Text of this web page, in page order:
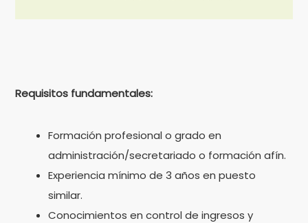
Requisitos fundamentales:
Formación profesional o grado en
administración/secretariado o formación afín.
Experiencia mínimo de 3 años en puesto
similar.
Conocimientos en control de ingresos y